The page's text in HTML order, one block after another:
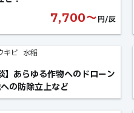
7,700〜円/反
キビ 水稲
】あらゆる作物へのドローン
の防除立上など